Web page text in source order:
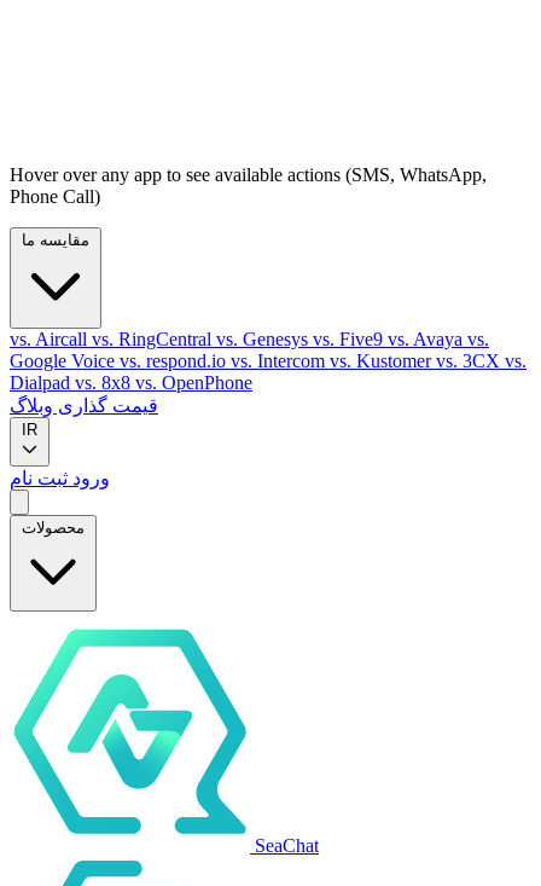
Hover over any app to see available actions (SMS, WhatsApp,
Phone Call)
vs. Aircall vs. RingCentral vs. Genesys vs. Five9 vs. Avaya vs.
Google Voice vs. respond.io vs. Intercom vs. Kustomervs. 3CX vs.
Dialpad vs. 8x8 vs. OpenPhone
قیمت گذاری وبلاگ
IR
ورود ثبت نام
محصولات
SeaChat